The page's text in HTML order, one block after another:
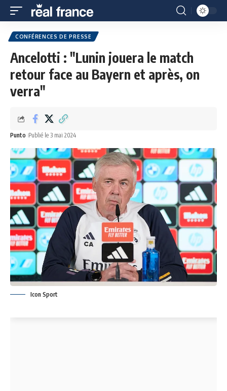
CONFÉRENCES DE PRESSE
Ancelotti : "Lunin jouera le match
retour face au Bayern et après, on
verra"
Punto Publié le 3 mai 2024
Icon Sport